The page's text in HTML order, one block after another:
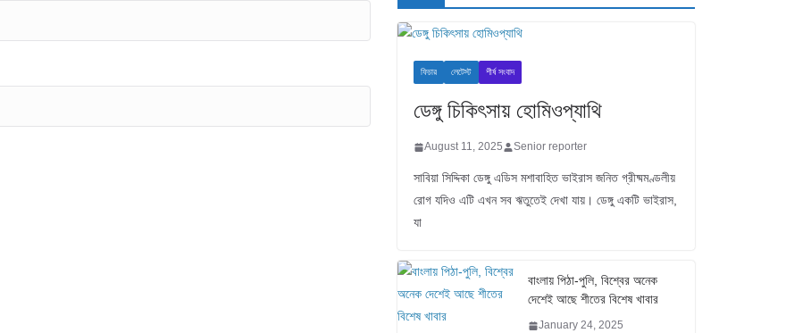
ফিচার লেটেস্ট শীর্ষ সংবাদ
ডেঙ্গু চিকিৎসায় হোমিওপ্যাথি
August 11, 2025 Senior reporter
সাবিয়া সিদ্দিকা ডেঙ্গু এডিস মশাবাহিত ভাইরাস জনিত গ্রীষ্মমণ্ডলীয়
রোগ যদিও এটি এখন সব ঋতুতেই দেখা যায়। ডেঙ্গু একটি ভাইরাস,
যা
বাংলায় পিঠা-পুলি, বিশ্বের অনেক
দেশেই আছে শীতের বিশেষ খাবার
January 24, 2025